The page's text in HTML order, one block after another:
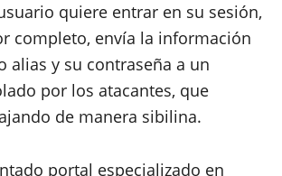
quiere entrar en su sesión,
completo, envía la información
alias y su contraseña a un
por los atacantes, que
de manera sibilina.
portal especializado en